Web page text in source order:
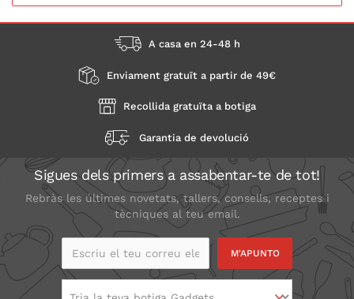
A casa en 24-48 h
Enviament gratuït a partir de 49€
Recollida gratuïta a botiga
Garantia de devolució
Sigues dels primers a assabentar-te de tot!
Rebràs les últimes novetats, tallers, consells, receptes i
tècniques al teu email.
Escriu el teu correu
Tria la teva botiga Gadgets